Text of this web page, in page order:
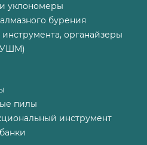
уклономеры
бурения
органайзеры
пилы
инструмент